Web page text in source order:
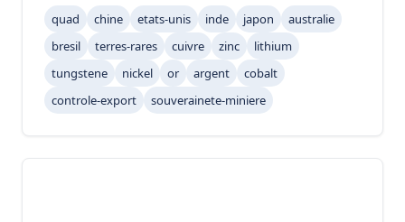
quad chine etats-unis inde japon
australie
bresil
terres-rares cuivre zinc
lithium
tungstene
nickel or argent
cobalt
controle-export
souverainete-miniere